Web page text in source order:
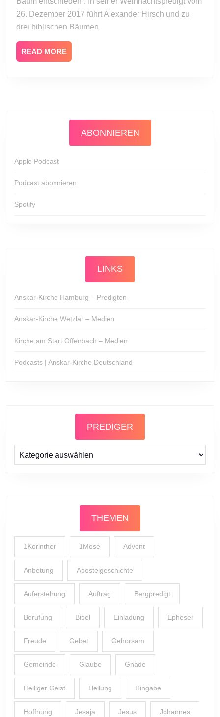
26. Dezember 2017 führt Alexander Hirsch und zu
drei biblischen Bäumen,
READ MORE
MORE
ABONNIEREN
Apple Podcast
Podcast abonnieren
Spotify
LINKS
Anskar-Kirche Hamburg – Predigten
Anskar-Kirche Wetzlar – Medien
Kirche am Start Offenbach – Medien
Podcasts | Anskar-Kirche Deutschland
PREDIGER
Prediger
THEMEN
1Korinther 1Mose Advent
Anbetung Apostelgeschichte
Auferstehung Auftrag Bergpredigt
Berufung Bibel Einladung Epheser
Freude Gebet Gehorsam
Gemeinde Glaube Gnade
Heiliger Geist Heilung Hingabe
Hoffnung Jesaja Jesus Johannes